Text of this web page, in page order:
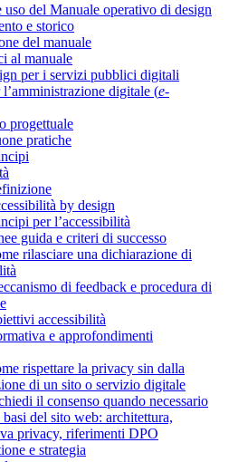
uso del Manuale operativo di design
e storico
del manuale
al manuale
per i servizi pubblici digitali
digitale (e-
progettuale
pratiche
by design
per l’accessibilità
guida e criteri di successo
rilasciare una dichiarazione di
di feedback e procedura di
accessibilità
e approfondimenti
rispettare la privacy sin dalla
di un sito o servizio digitale
il consenso quando necessario
del sito web: architettura,
privacy, riferimenti DPO
e strategia